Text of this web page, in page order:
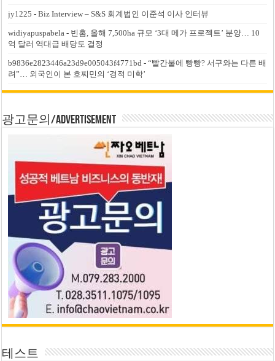
jy1225 -Biz Interview – S&S 회계법인 이준석 이사 인터뷰
widiyapuspabela - 빈홈, 올해 7,500ha 규모 ‘3대 메가 프로젝트’ 분양… 10
억 달러 역대급 배당도 결정
b9836e2823446a23d9e005043f4771bd -“빨간불에 빵빵? 서구와는 다른 배
려”… 외국인이 본 호찌민의 ‘경적 미학’
광고문의/Advertisement
테스트